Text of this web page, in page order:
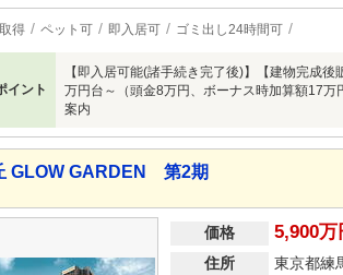
得 ペット可 即入居可 ゴミ出し24時間可
イント
【即入居可能(諸手続き完了後)】【建物完成
万円台～（頭金8万円、ボーナス時加算額17
案内
GLOW GARDEN 第2期
価格 5,900万
住所
東京都練